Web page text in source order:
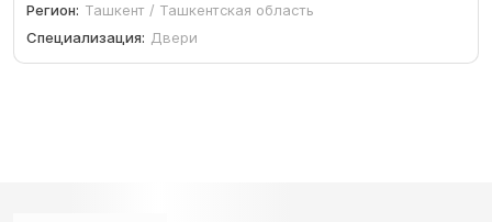
Регион: Ташкент / Ташкентская область
Специализация: Двери